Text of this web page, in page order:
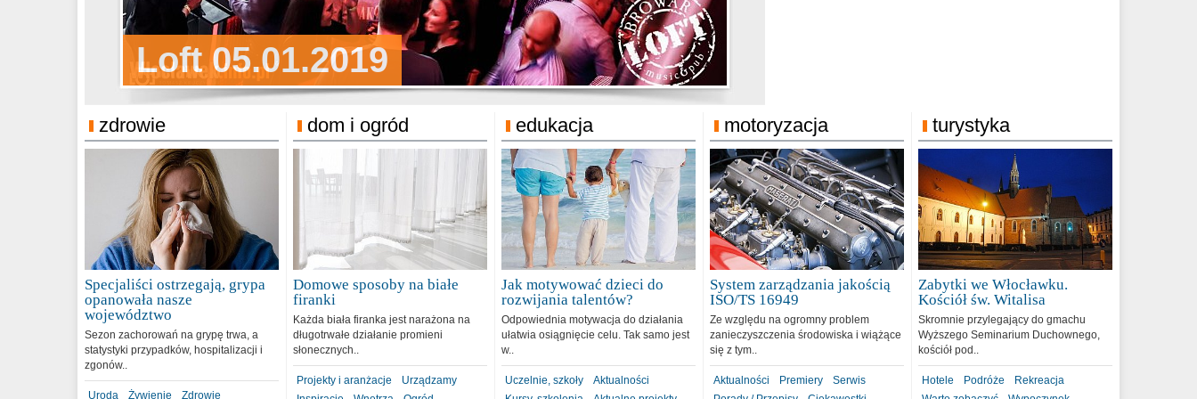
Loft 05.01.2019
Sylwester Podgrodzie 31.12.2018
Sylwester Pensjonat Michelin
31.12.2018
zdrowie
Specjaliści ostrzegają, grypa
opanowała nasze
województwo
Sezon zachorowań na grypę trwa, a
statystyki przypadków, hospitalizacji i
zgonów..
Uroda Żywienie Zdrowie
dom i ogród
Domowe sposoby na białe
firanki
Każda biała firanka jest narażona na
długotrwałe działanie promieni
słonecznych..
Projekty i aranżacje
Urządzamy
edukacja
Jak motywować dzieci do
rozwijania talentów?
Odpowiednia motywacja do działania
ułatwia osiągnięcie celu. Tak samo jest
w..
Uczelnie, szkoły
Aktualności
motoryzacja
System zarządzania jakością
ISO/TS 16949
Ze względu na ogromny problem
zanieczyszczenia środowiska i wiążące
się z tym..
Aktualności Premiery
Serwis
turystyka
Zabytki we Włocławku.
Kościół św. Witalisa
Skromnie przylegający do gmachu
Wyższego Seminarium Duchownego,
kościół pod..
Hotele Podróże
Rekreacja